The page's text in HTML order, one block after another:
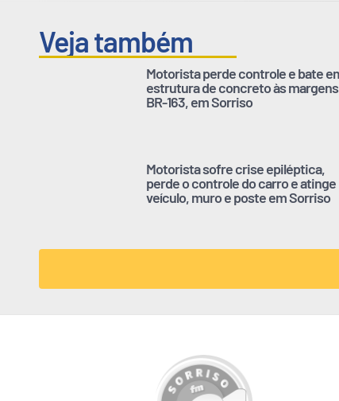
Veja também
Motorista perde controle e bate
estrutura de concreto às
BR-163, em Sorriso
Motorista sofre crise epiléptica,
perde o controle do carro e atinge
veículo, muro e poste em Sorriso